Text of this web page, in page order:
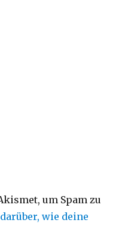
um Spam zu
wie deine